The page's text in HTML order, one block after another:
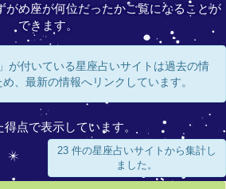
がめ座が何位だったかご覧になることが
できます。
が付いている星座占いサイトは過去の情
、最新の情報へリンクしています。
点で表示しています。
23 件の星座占いサイトから集計し
ました。